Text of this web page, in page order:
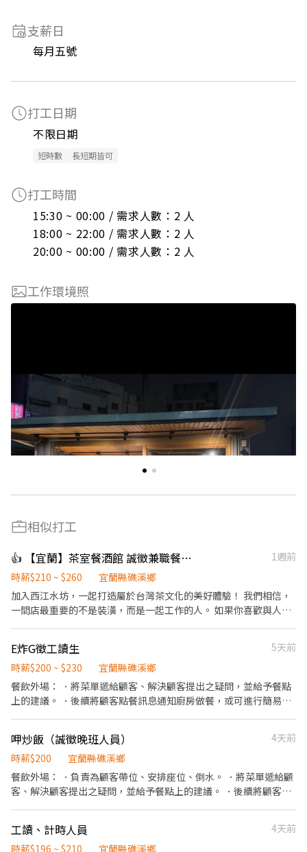
支薪日
每月五號
打工日期
不限日期
短時數 長短期皆可
打工時間
15:30 ~ 00:00 / 需求人數：2 人
18:00 ~ 22:00 / 需求人數：2 人
20:00 ~ 00:00 / 需求人數：2 人
工作環境照
相似打工
👍 【宜蘭】茶室餐酒館 誠徵兼職餐飲人員及調酒師 高薪
1週前
時薪$210 ~ $260
宜蘭縣礁溪鄉
加入西江水坊，一起打造屬於台灣茶文化的美好體驗！ 我們相信，
一間店最重要的不是裝潢，而是一起工作的人。 如果你喜歡與人交
起成長、一起創造回憶的地方。 ⸻ 【工作職缺】 餐飲人員（起
薪 $210 起） * 菜單介紹、點餐及送餐服務 * 簡易飲品及餐食製作 *
協助調酒師完成飲品製作 * 活動推廣、商品包裝及備料 * 辨識酒
品、環境及器具清潔維護 ⸻ 廚房助手（起薪 $210 起） * 協助
外場夥伴合作，提供順暢的用餐體驗 ⸻ 調酒師（起薪 $250
起） * 茶酒、調酒及茶飲製作，維持飲品品質與出杯效率 * 提供顧
客服務，介紹茶、酒及餐點，協助推薦適合的品項 * 吧台備料、庫
存管理及開店、打烊作業 * 吧台環境、器具清潔與日常維護 * 協助
新品研發與品牌活動執行 ⸻ 【工作環境】 西江水坊是一間以台
灣茶文化為核心的茶室餐酒館。 不同於一般酒吧的熱鬧喧囂，我們
希望打造一個安靜、復古、自在的空間，讓每一位來到這裡的人，
E炸G徵工讀生
5天前
時薪$200 ~ $230
宜蘭縣礁溪鄉
餐飲外場： ．將菜單遞給顧客、解決顧客提出之疑問，並給予餐點
上的建議。 ．後續將顧客點餐訊息通知廚房做餐，或可進行簡易餐
任店長的助手，處理烹飪前與烹飪中之準備工作與其他餐廳相關事
務。 ．負責洗、剝、削、切各種食材。 ．負責清理工作環境、設備
和餐具。 ．準備不同餐點所需要的食材。 ．協助測量食材的容量與
重量。 ．負責擺盤、打包外帶服務。
呷炒飯（誠徵晚班人員）
4天前
時薪$200
宜蘭縣礁溪鄉
餐飲外場： ．負責為顧客帶位、安排座位、倒水。 ．將菜單遞給顧
客、解決顧客提出之疑問，並給予餐點上的建議。 ．後續將顧客點
負責結帳、收銀等工作。 ．負責清理工作環境、設備和餐具。 ．打
包外帶服務。
工讀、計時人員
4天前
時薪$196 ~ $210
宜蘭縣礁溪鄉